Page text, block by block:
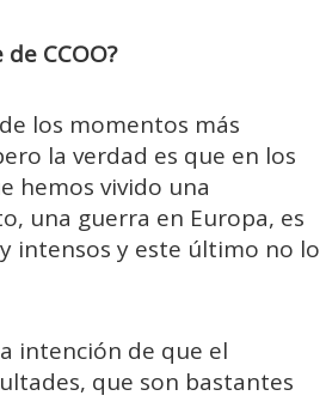
CCOO?
los momentos más
la verdad es que en los
hemos vivido una
una guerra en Europa, es
intensos y este último no lo
intención de que el
que son bastantes